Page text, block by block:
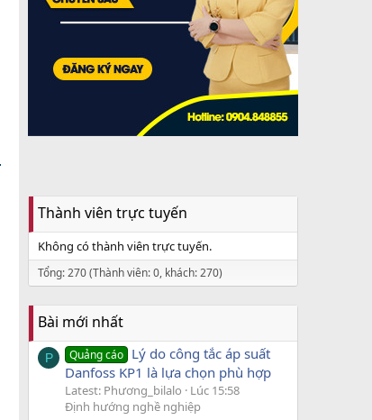
Thành viên trực tuyến
Không có thành viên trực tuyến.
Tổng: 270 (Thành viên: 0, khách: 270)
Bài mới nhất
P Quảng cáo Lý do công tắc áp suất
Danfoss KP1 là lựa chọn phù hợp
Latest: Phương_bilalo
Lúc 15:58
Định hướng nghề nghiệp